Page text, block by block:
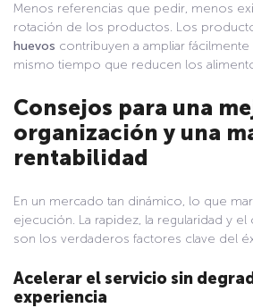
Menos referencias que pedir, menos
rotación de los productos. Los
huevos contribuyen a ampliar fácilmente
mismo tiempo que reducen los
Consejos para una
organización y una
rentabilidad
En un mercado tan dinámico, lo que
ejecución. La rapidez, la regularidad y
son los verdaderos factores clave del
Acelerar el servicio sin
experiencia